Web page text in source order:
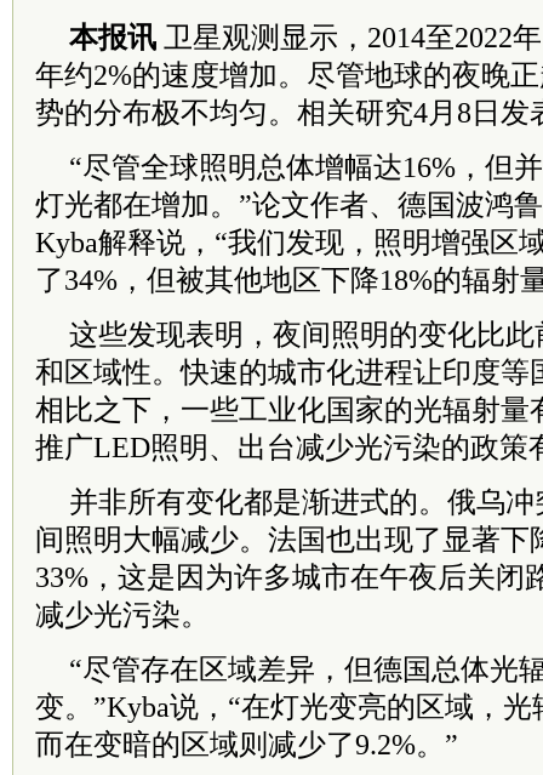
本报讯 卫星观测显示，2014至2022
年约2%的速度增加。尽管地球的夜晚
势的分布极不均匀。相关研究4月8日发
“尽管全球照明总体增幅达16%，但
灯光都在增加。”论文作者、德国波鸿
Kyba解释说，“我们发现，照明增强区
了34%，但被其他地区下降18%的辐射
这些发现表明，夜间照明的变化比
和区域性。快速的城市化进程让印度等
相比之下，一些工业化国家的光辐射量
推广LED照明、出台减少光污染的政策
并非所有变化都是渐进式的。俄乌
间照明大幅减少。法国也出现了显著下
33%，这是因为许多城市在午夜后关闭
减少光污染。
“尽管存在区域差异，但德国总体光
变。”Kyba说，“在灯光变亮的区域，
而在变暗的区域则减少了9.2%。”